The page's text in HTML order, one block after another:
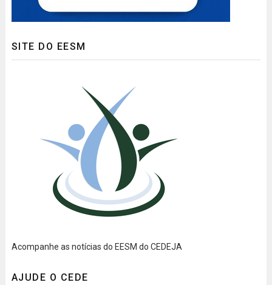
SITE DO EESM
Acompanhe as notícias do EESM do CEDEJA
AJUDE O CEDE